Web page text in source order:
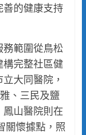
的健康支持
範圍從鳥松
完整社區健
大同醫院，
、三民及鹽
山醫院則在
關懷據點，照